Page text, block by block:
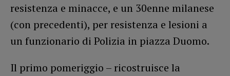
resistenza e minacce, e un 30enne milanese
(con precedenti), per resistenza e lesioni a
un funzionario di Polizia in piazza Duomo.
Il primo pomeriggio – ricostruisce la